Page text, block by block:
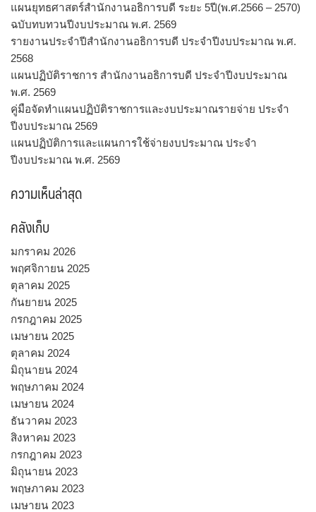
แผนยุทธศาสตร์สำนักงานอธิการบดี ระยะ 5ปี(พ.ศ.2566 – 2570)
ฉบับทบทวนปีงบประมาณ พ.ศ. 2569
รายงานประจำปีสำนักงานอธิการบดี ประจำปีงบประมาณ พ.ศ.
2568
แผนปฏิบัติราชการ สำนักงานอธิการบดี ประจำปีงบประมาณ
พ.ศ. 2569
คู่มือจัดทำแผนปฏิบัติราชการและงบประมาณรายจ่าย ประจำ
ปีงบประมาณ 2569
แผนปฏิบัติการและแผนการใช้จ่ายงบประมาณ ประจำ
ปีงบประมาณ พ.ศ. 2569
ความเห็นล่าสุด
คลังเก็บ
มกราคม 2026
พฤศจิกายน 2025
ตุลาคม 2025
กันยายน 2025
กรกฎาคม 2025
เมษายน 2025
ตุลาคม 2024
มิถุนายน 2024
พฤษภาคม 2024
เมษายน 2024
ธันวาคม 2023
สิงหาคม 2023
กรกฎาคม 2023
มิถุนายน 2023
พฤษภาคม 2023
เมษายน 2023